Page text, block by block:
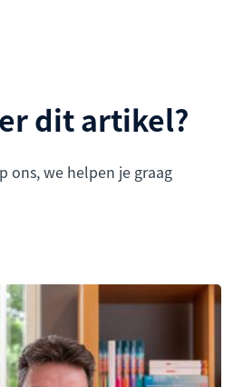
dit artikel?
ons, we helpen je graag